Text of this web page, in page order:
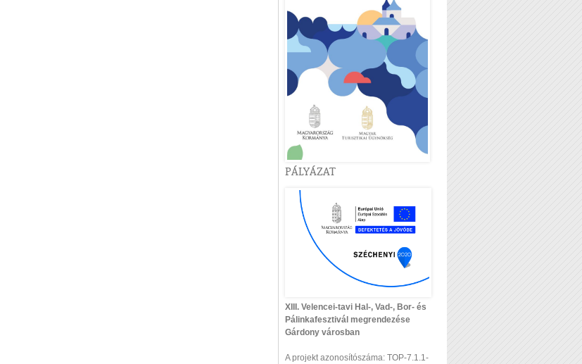
PÁLYÁZAT
XIII. Velencei-tavi Hal-, Vad-, Bor- és
Pálinkafesztivál megrendezése
Gárdony városban
A projekt azonosítószáma: TOP-7.1.1-